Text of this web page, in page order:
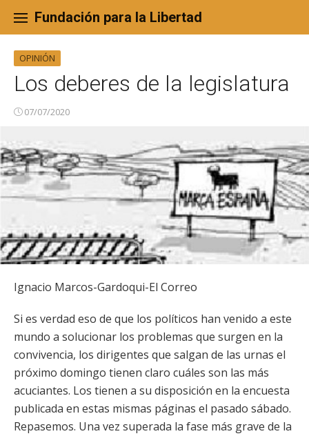
content
Fundación para la Libertad
OPINIÓN
Los deberes de la legislatura
07/07/2020
Ignacio Marcos-Gardoqui-El Correo
Si es verdad eso de que los políticos han venido a este
mundo a solucionar los problemas que surgen en la
convivencia, los dirigentes que salgan de las urnas el
próximo domingo tienen claro cuáles son las más
acuciantes. Los tienen a su disposición en la encuesta
publicada en estas mismas páginas el pasado sábado.
Repasemos. Una vez superada la fase más grave de la